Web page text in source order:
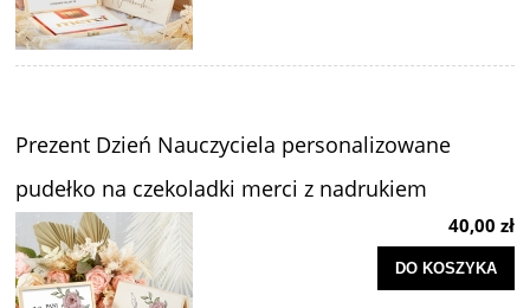
Prezent Dzień Nauczyciela personalizowane
pudełko na czekoladki merci z nadrukiem
40,00 zł
DO KOSZYKA